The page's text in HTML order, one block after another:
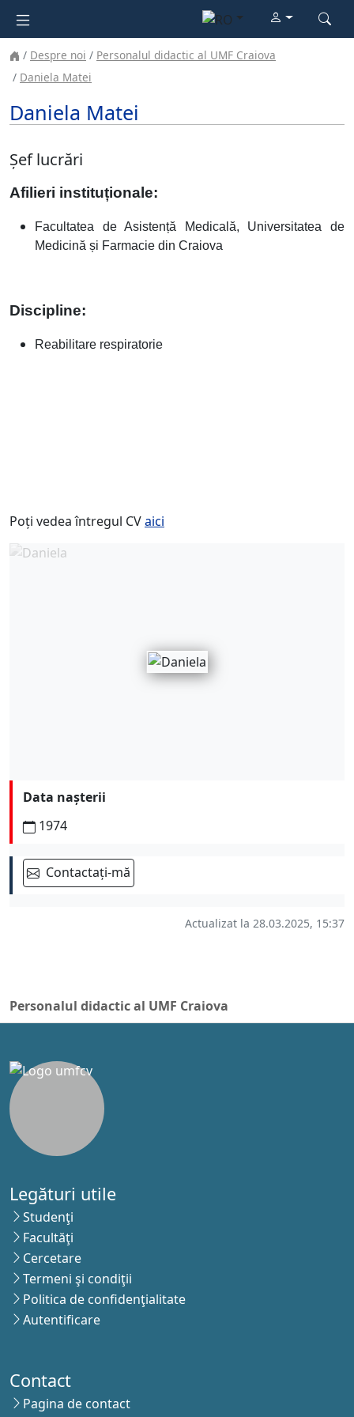
Despre noi
Personalul didactic al UMF Craiova
Daniela Matei
Personalul didactic al UMF Craiova
Daniela Matei
Șef lucrări
Afilieri instituționale:
Facultatea de Asistență Medicală, Universitatea de
Medicină și Farmacie din Craiova
Discipline:
Reabilitare respiratorie
Poți vedea întregul CVaici
Data nașterii
1974
Contactați-mă
Actualizat la 28.03.2025, 15:37
Legături utile
Studenţi
Facultăţi
Cercetare
Termeni şi condiţii
Politica de confidenţialitate
Autentificare
Contact
Pagina de contact